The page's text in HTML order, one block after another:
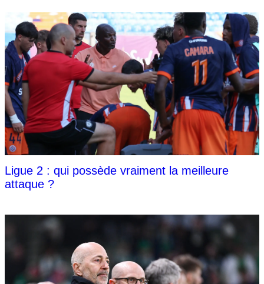
Ligue 2 : qui possède vraiment la meilleure
attaque ?